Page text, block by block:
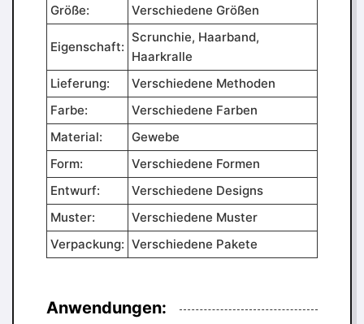
Größe:
Verschiedene Größen
Eigenschaft:
Scrunchie, Haarband,
Haarkralle
Lieferung:
Verschiedene Methoden
Farbe:
Verschiedene Farben
Material:
Gewebe
Form:
Verschiedene Formen
Entwurf:
Verschiedene Designs
Muster:
Verschiedene Muster
Verpackung: Verschiedene Pakete
Anwendungen: